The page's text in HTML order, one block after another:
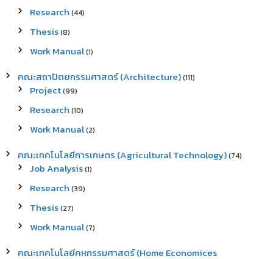
Research (44)
Thesis(8)
Work Manual(1)
คณะสถาปัตยกรรมศาสตร์ (Architecture)(111)
Project(99)
Research (10)
Work Manual(2)
คณะเทคโนโลยีการเกษตร (Agricultural Technology)(74)
Job Analysis(1)
Research (39)
Thesis(27)
Work Manual(7)
คณะเทคโนโลยีคหกรรมศาสตร์ (Home Economices